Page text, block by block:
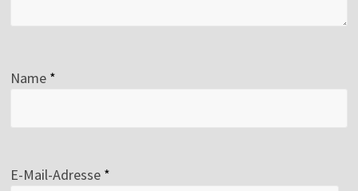
Name *
E-Mail-Adresse *